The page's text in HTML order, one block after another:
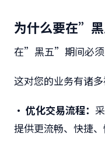
为什么要在”
在”黑五”期间必须
这对您的业务有诸多
• 优化交易流程：
提供更流畅、快捷、